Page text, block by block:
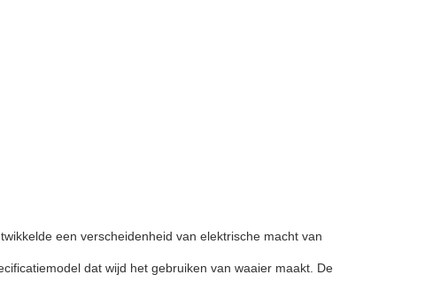
een verscheidenheid van elektrische macht van
dat wijd het gebruiken van waaier maakt. De